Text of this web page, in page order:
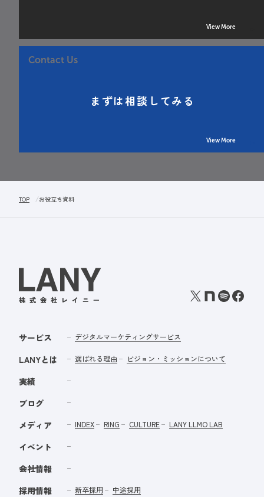
View More
Contact Us
まずは相談してみる
View More
TOP お役立ち資料
サービス デジタルマーケティングサービス
LANYとは 選ばれる理由 ビジョン・ミッションについて
実績
ブログ
メディア
INDEX RING CULTURE LANY LLMO LAB
イベント
会社情報
採用情報
新卒採用 中途採用